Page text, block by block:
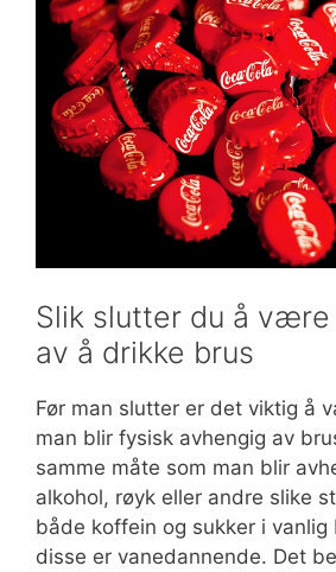
Slik slutter du å være
av å drikke brus
Før man slutter er det viktig å
man blir fysisk avhengig av
samme måte som man blir
alkohol, røyk eller andre slike
både koffein og sukker i vanlig
disse er vanedannende. Det